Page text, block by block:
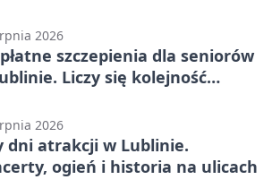
2026
szczepienia dla seniorów
Liczy się kolejność
2026
dni atrakcji w Lublinie.
ogień i historia na ulicach